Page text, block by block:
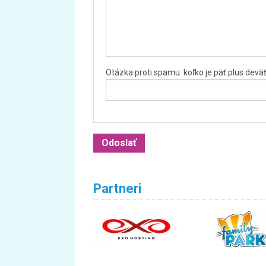
Otázka proti spamu: koľko je päť plus
Partneri